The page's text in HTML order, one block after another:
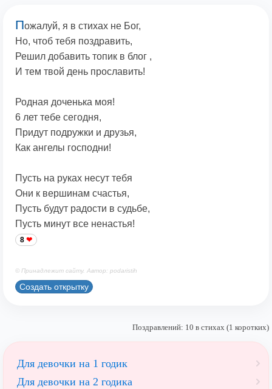
Пожалуй, я в стихах не Бог,
Но, чтоб тебя поздравить,
Решил добавить топик в блог ,
И тем твой день прославить!
Родная доченька моя!
6 лет тебе сегодня,
Придут подружки и друзья,
Как ангелы господни!
Пусть на руках несут тебя
Они к вершинам счастья,
Пусть будут радости в судьбе,
Пусть минут все ненастья!
8
© Принадлежит сайту. Автор: podaristih
Создать открытку
Поздравлений: 10 в стихах (1 коротких)
Для девочки на 1 годик
Для девочки на 2 годика